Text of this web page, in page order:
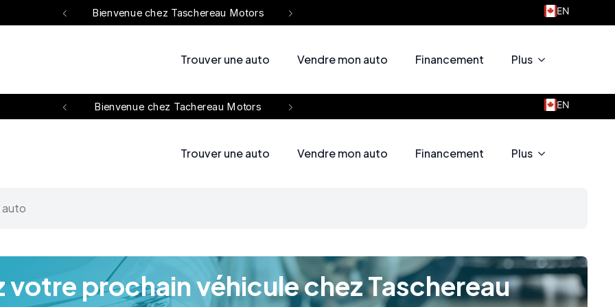
chez Taschereau Motors Bienvenue chez Taschereau Motors EN
Trouver une auto Vendre mon auto Financement Plus
chez Tachereau Motors Bienvenue chez Tachereau Motors EN
Trouver une auto Vendre mon auto Financement Plus
votre prochain véhicule chez Taschereau